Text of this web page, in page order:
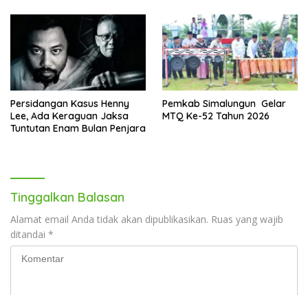
Persidangan Kasus Henny
Lee, Ada Keraguan Jaksa
Tuntutan Enam Bulan Penjara
Pemkab Simalungun Gelar
MTQ Ke-52 Tahun 2026
Tinggalkan Balasan
Alamat email Anda tidak akan dipublikasikan. Ruas yang wajib
ditandai *